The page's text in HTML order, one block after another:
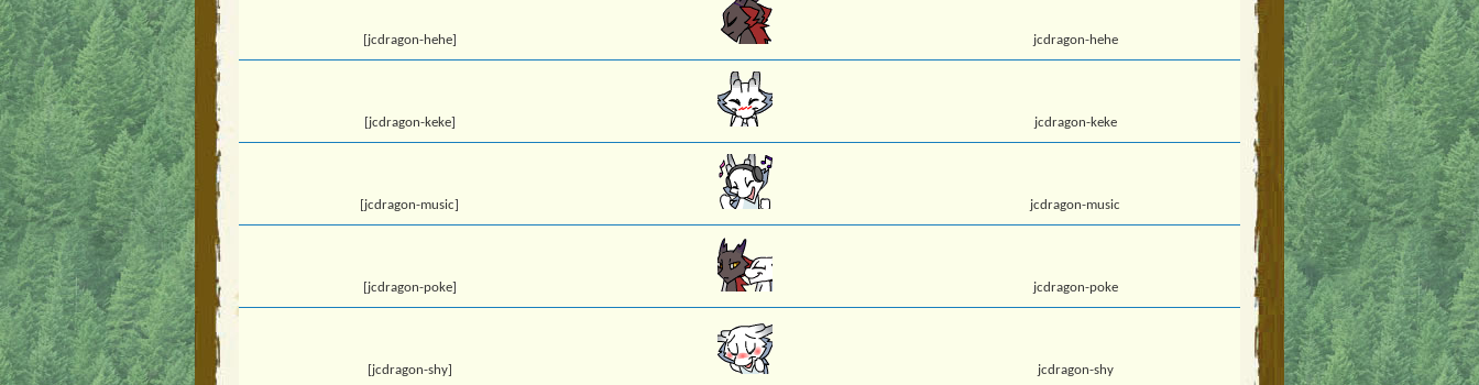
[jcdragon-hehe] jcdragon-hehe
[jcdragon-keke] jcdragon-keke
[jcdragon-music] jcdragon-music
[jcdragon-poke] jcdragon-poke
[jcdragon-shy] jcdragon-shy